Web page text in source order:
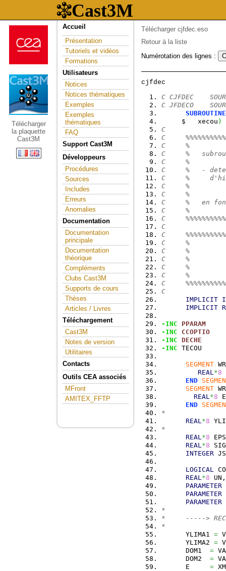
Télécharger
la plaquette
Cast3M
Accueil
Présentation
Tutoriels et vidéos
Formations
Utilisateurs
Notices
Notices thématiques
Exemples
Exemples
thématiques
FAQ
Support Cast3M
Développeurs
Procédures
Sources
Includes
Erreurs
Anomalies
Documentation
Documentation
principale
Documentation
théorique
Compléments
Clubs Cast3M
Supports de cours
Thèses
Articles / Livres
Téléchargement
Cast3M
Notes de version
Utilitaires
Contacts
Outils CEA associés
MFront
AMITEX_FFTP
Télécharger cjfdec.eso
Retour à la liste
Numérotation des lignes :
C CJFDEC
C JFDECO
SUBROUTINE
     $   xecou
)
C
C
C     %
C     %
C     %
C     %   -
C     %
C     %
C     %
C     %   en
C     %
C
C
C
C     %
C     %
C     %
C     %
C     %
C
C
IMPLICIT
IMPLICIT
-INC
PPARAM
-INC
CCOPTIO
-INC DECHE
-INC TECOU
SEGMENT
REAL *8
END
SEGMENT
REAL *8
END
*
REAL *8
*
REAL *8
REAL *8
INTEGER
LOGICAL
REAL *8
PARAMETER
PARAMETER
PARAMETER
*
*     ----->
*
      YLIMA1
=
      YLIMA2
=
      DOM1
=
      DOM2
=
      E
=